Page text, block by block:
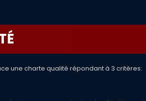
une charte qualité répondant à 3 critères: